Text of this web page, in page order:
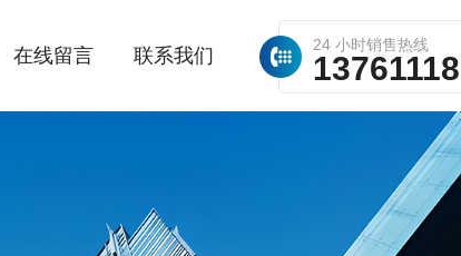
24 小时销售热线
在线留言 联系我们